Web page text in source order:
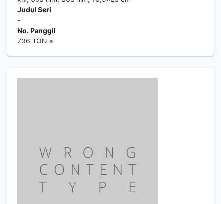
Judul Seri
-
No. Panggil
796 TON s